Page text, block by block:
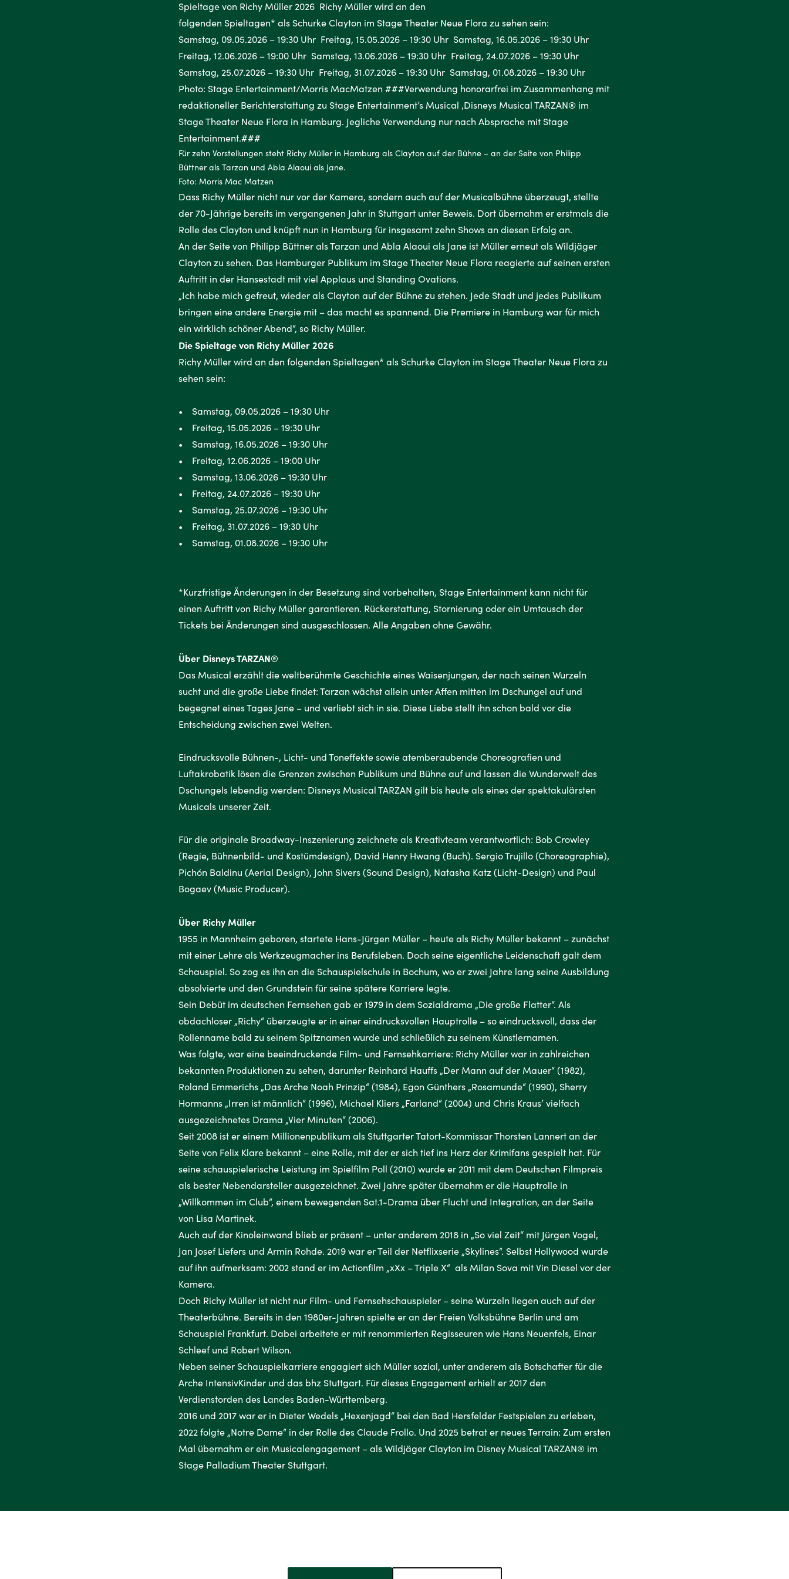
Für zehn Vorstellungen steht Richy Müller in Hamburg als Clayton auf der Bühne – an der Seite von Philipp
Büttner als Tarzan und Abla Alaoui als Jane.
Foto: Morris Mac Matzen
Dass Richy Müller nicht nur vor der Kamera, sondern auch auf der Musicalbühne überzeugt, stellte
der 70-Jährige bereits im vergangenen Jahr in Stuttgart unter Beweis. Dort übernahm er erstmals die
Rolle des Clayton und knüpft nun in Hamburg für insgesamt zehn Shows an diesen Erfolg an.
An der Seite von Philipp Büttner als Tarzan und Abla Alaoui als Jane ist Müller erneut als Wildjäger
Clayton zu sehen. Das Hamburger Publikum im Stage Theater Neue Flora reagierte auf seinen ersten
Auftritt in der Hansestadt mit viel Applaus und Standing Ovations.
„Ich habe mich gefreut, wieder als Clayton auf der Bühne zu stehen. Jede Stadt und jedes Publikum
bringen eine andere Energie mit – das macht es spannend. Die Premiere in Hamburg war für mich
ein wirklich schöner Abend“, so Richy Müller.
Die Spieltage von Richy Müller 2026
Richy Müller wird an den folgenden Spieltagen* als Schurke Clayton im Stage Theater Neue Flora zu
sehen sein:
• Samstag, 09.05.2026 – 19:30 Uhr
• Freitag, 15.05.2026 – 19:30 Uhr
• Samstag, 16.05.2026 – 19:30 Uhr
• Freitag, 12.06.2026 – 19:00 Uhr
• Samstag, 13.06.2026 – 19:30 Uhr
• Freitag, 24.07.2026 – 19:30 Uhr
• Samstag, 25.07.2026 – 19:30 Uhr
• Freitag, 31.07.2026 – 19:30 Uhr
• Samstag, 01.08.2026 – 19:30 Uhr
*Kurzfristige Änderungen in der Besetzung sind vorbehalten, Stage Entertainment kann nicht für
einen Auftritt von Richy Müller garantieren. Rückerstattung, Stornierung oder ein Umtausch der
Tickets bei Änderungen sind ausgeschlossen. Alle Angaben ohne Gewähr.
Über Disneys TARZAN®
Das Musical erzählt die weltberühmte Geschichte eines Waisenjungen, der nach seinen Wurzeln
sucht und die große Liebe findet: Tarzan wächst allein unter Affen mitten im Dschungel auf und
begegnet eines Tages Jane – und verliebt sich in sie. Diese Liebe stellt ihn schon bald vor die
Entscheidung zwischen zwei Welten.
Eindrucksvolle Bühnen-, Licht- und Toneffekte sowie atemberaubende Choreografien und
Luftakrobatik lösen die Grenzen zwischen Publikum und Bühne auf und lassen die Wunderwelt des
Dschungels lebendig werden: Disneys Musical TARZAN gilt bis heute als eines der spektakulärsten
Musicals unserer Zeit.
Für die originale Broadway-Inszenierung zeichnete als Kreativteam verantwortlich: Bob Crowley
(Regie, Bühnenbild- und Kostümdesign), David Henry Hwang (Buch). Sergio Trujillo (Choreographie),
Pichón Baldinu (Aerial Design), John Sivers (Sound Design), Natasha Katz (Licht-Design) und Paul
Bogaev (Music Producer).
Über Richy Müller
1955 in Mannheim geboren, startete Hans-Jürgen Müller – heute als Richy Müller bekannt – zunächst
mit einer Lehre als Werkzeugmacher ins Berufsleben. Doch seine eigentliche Leidenschaft galt dem
Schauspiel. So zog es ihn an die Schauspielschule in Bochum, wo er zwei Jahre lang seine Ausbildung
absolvierte und den Grundstein für seine spätere Karriere legte.
Sein Debüt im deutschen Fernsehen gab er 1979 in dem Sozialdrama „Die große Flatter“. Als
obdachloser „Richy“ überzeugte er in einer eindrucksvollen Hauptrolle – so eindrucksvoll, dass der
Rollenname bald zu seinem Spitznamen wurde und schließlich zu seinem Künstlernamen.
Was folgte, war eine beeindruckende Film- und Fernsehkarriere: Richy Müller war in zahlreichen
bekannten Produktionen zu sehen, darunter Reinhard Hauffs „Der Mann auf der Mauer“ (1982),
Roland Emmerichs „Das Arche Noah Prinzip“ (1984), Egon Günthers „Rosamunde“ (1990), Sherry
Hormanns „Irren ist männlich“ (1996), Michael Kliers „Farland“ (2004) und Chris Kraus’ vielfach
ausgezeichnetes Drama „Vier Minuten“ (2006).
Seit 2008 ist er einem Millionenpublikum als Stuttgarter Tatort-Kommissar Thorsten Lannert an der
Seite von Felix Klare bekannt – eine Rolle, mit der er sich tief ins Herz der Krimifans gespielt hat. Für
seine schauspielerische Leistung im Spielfilm Poll (2010) wurde er 2011 mit dem Deutschen Filmpreis
als bester Nebendarsteller ausgezeichnet. Zwei Jahre später übernahm er die Hauptrolle in
„Willkommen im Club“, einem bewegenden Sat.1-Drama über Flucht und Integration, an der Seite
von Lisa Martinek.
Auch auf der Kinoleinwand blieb er präsent – unter anderem 2018 in „So viel Zeit“ mit Jürgen Vogel,
Jan Josef Liefers und Armin Rohde. 2019 war er Teil der Netflixserie „Skylines“. Selbst Hollywood wurde
auf ihn aufmerksam: 2002 stand er im Actionfilm „xXx – Triple X“ als Milan Sova mit Vin Diesel vor der
Kamera.
Doch Richy Müller ist nicht nur Film- und Fernsehschauspieler – seine Wurzeln liegen auch auf der
Theaterbühne. Bereits in den 1980er-Jahren spielte er an der Freien Volksbühne Berlin und am
Schauspiel Frankfurt. Dabei arbeitete er mit renommierten Regisseuren wie Hans Neuenfels, Einar
Schleef und Robert Wilson.
Neben seiner Schauspielkarriere engagiert sich Müller sozial, unter anderem als Botschafter für die
Arche IntensivKinder und das bhz Stuttgart. Für dieses Engagement erhielt er 2017 den
Verdienstorden des Landes Baden-Württemberg.
2016 und 2017 war er in Dieter Wedels „Hexenjagd“ bei den Bad Hersfelder Festspielen zu erleben,
2022 folgte „Notre Dame“ in der Rolle des Claude Frollo. Und 2025 betrat er neues Terrain: Zum ersten
Mal übernahm er ein Musicalengagement – als Wildjäger Clayton im Disney Musical TARZAN® im
Stage Palladium Theater Stuttgart.